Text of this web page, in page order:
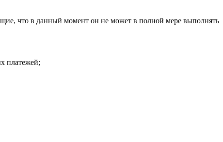
что в данный момент он не может в полной мере выполнять
платежей;